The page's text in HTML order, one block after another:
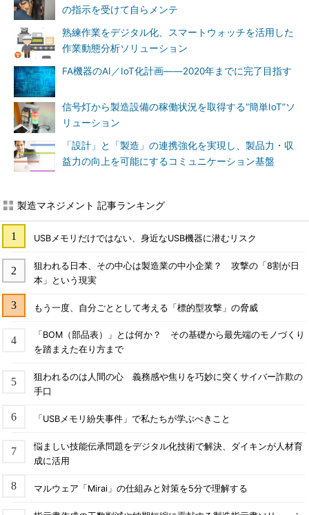
の指示を受けて自らメンテ
熟練作業をデジタル化、スマートウォッチを活用した
作業動態分析ソリューション
FA機器のAI／IoT化計画――2020年までに完了目指す
信号灯から製造設備の稼働状況を取得する“簡単IoT”ソ
リューション
「設計」と「製造」の連携強化を実現し、製品力・収
益力の向上を可能にするコミュニケーション基盤
製造マネジメント 記事ランキング
USBメモリだけではない、身近なUSB機器に潜むリスク
狙われる日本、その中心は製造業の中小企業？ 攻撃の「8割が日
本」という現実
もう一度、自分ごととして考える「標的型攻撃」の脅威
「BOM（部品表）」とは何か？ その基礎から最先端のモノづくり
を踏まえた在り方まで
狙われるのは人間の心 義務感や焦りを巧妙に突くサイバー詐欺の
手口
「USBメモリ紛失事件」で私たちが学ぶべきこと
悩ましい技能伝承問題をデジタル化技術で解決、ダイキンが人材育
成に活用
マルウェア「Mirai」の仕組みと対策を5分で理解する